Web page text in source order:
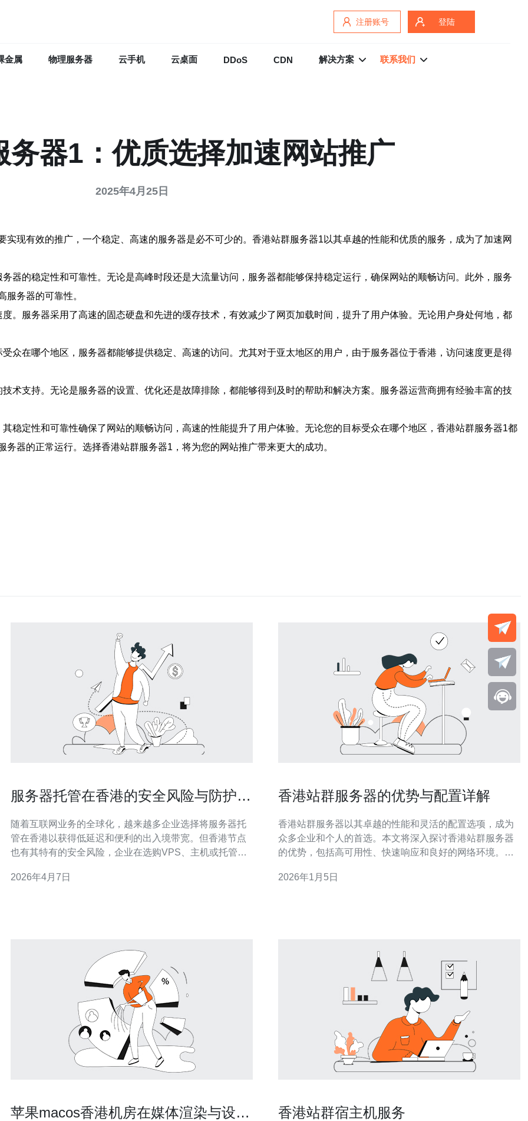
注册账号 登陆
金属 物理服务器 云手机 云桌面 DDoS CDN 解决方案 联系我们
务器1：优质选择加速网站推广
2025年4月25日
现有效的推广，一个稳定、高速的服务器是必不可少的。香港站群服务器1以其卓越的性能和优质的服务，成为了加速网
器的稳定性和可靠性。无论是高峰时段还是大流量访问，服务器都能够保持稳定运行，确保网站的顺畅访问。此外，服务
务器的可靠性。
。服务器采用了高速的固态硬盘和先进的缓存技术，有效减少了网页加载时间，提升了用户体验。无论用户身处何地，都
众在哪个地区，服务器都能够提供稳定、高速的访问。尤其对于亚太地区的用户，由于服务器位于香港，访问速度更是得
术支持。无论是服务器的设置、优化还是故障排除，都能够得到及时的帮助和解决方案。服务器运营商拥有经验丰富的技
稳定性和可靠性确保了网站的顺畅访问，高速的性能提升了用户体验。无论您的目标受众在哪个地区，香港站群服务器1都
器的正常运行。选择香港站群服务器1，将为您的网站推广带来更大的成功。
服务器托管在香港的安全风险与防护措
随着互联网业务的全球化，越来越多企业选择将服务器托
管在香港以获得低延迟和便利的出入境带宽。但香港节点
也有其特有的安全风险，企业在选购VPS、主机或托管服
频扫描。香港作为国际互联节点，常成为大规模DDoS攻
2026年4月7日
香港站群服务器的优势与配置详解
香港站群服务器以其卓越的性能和灵活的配置选项，成为
众多企业和个人的首选。本文将深入探讨香港站群服务器
的优势，包括高可用性、快速响应和良好的网络环境。同
网络世界中取得成功。 高可用性与稳定性 香港站群服务器
2026年1月5日
苹果macos香港机房在媒体渲染与设计
香港站群宿主机服务